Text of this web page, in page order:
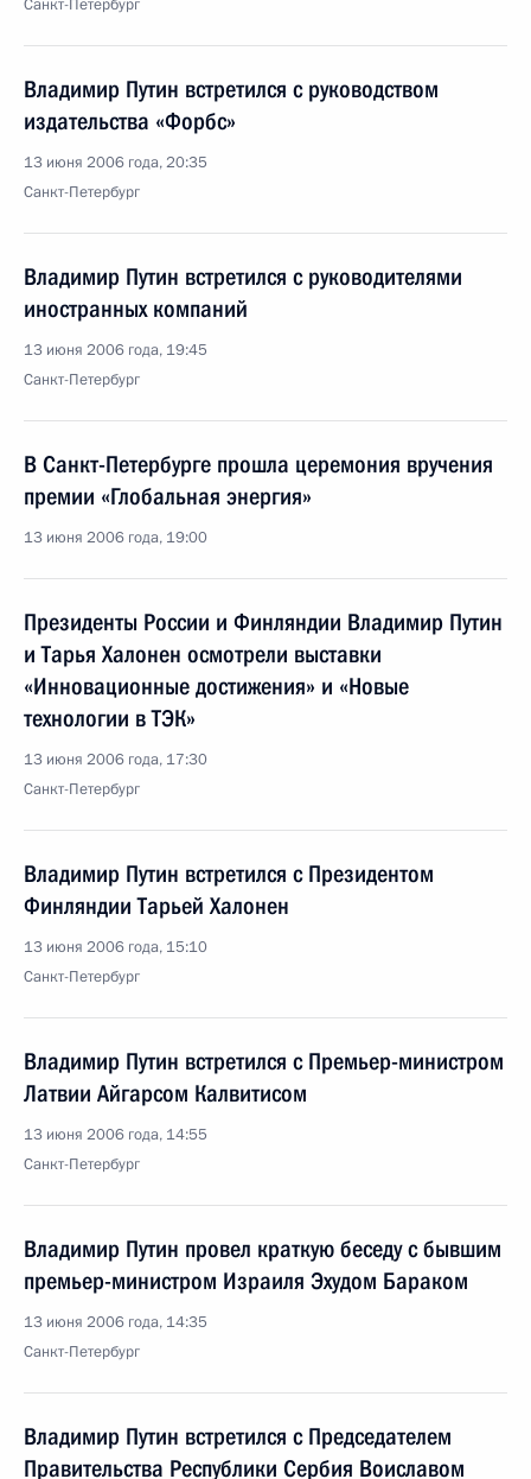
Санкт-Петербург
Владимир Путин встретился с руководством
издательства «Форбс»
13 июня 2006 года, 20:35
Санкт-Петербург
Владимир Путин встретился с руководителями
иностранных компаний
13 июня 2006 года, 19:45
Санкт-Петербург
В Санкт-Петербурге прошла церемония вручения
премии «Глобальная энергия»
13 июня 2006 года, 19:00
Президенты России и Финляндии Владимир Путин
и Тарья Халонен осмотрели выставки
«Инновационные достижения» и «Новые
технологии в ТЭК»
13 июня 2006 года, 17:30
Санкт-Петербург
Владимир Путин встретился с Президентом
Финляндии Тарьей Халонен
13 июня 2006 года, 15:10
Санкт-Петербург
Владимир Путин встретился с Премьер-министром
Латвии Айгарсом Калвитисом
13 июня 2006 года, 14:55
Санкт-Петербург
Владимир Путин провел краткую беседу с бывшим
премьер-министром Израиля Эхудом Бараком
13 июня 2006 года, 14:35
Санкт-Петербург
Владимир Путин встретился с Председателем
Правительства Республики Сербия Воиславом